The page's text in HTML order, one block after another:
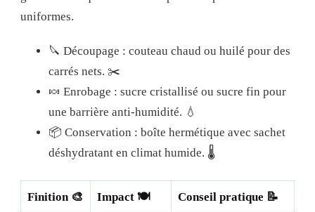
uniformes.
🔪 Découpage : couteau chaud ou huilé pour des
carrés nets. ✂️
🍬 Enrobage : sucre cristallisé ou sucre fin pour
une barrière anti-humidité. 💧
📦 Conservation : boîte hermétique avec sachet
déshydratant en climat humide. 🌡️
Finition 🎨 Impact 🍽️ Conseil pratique 📝